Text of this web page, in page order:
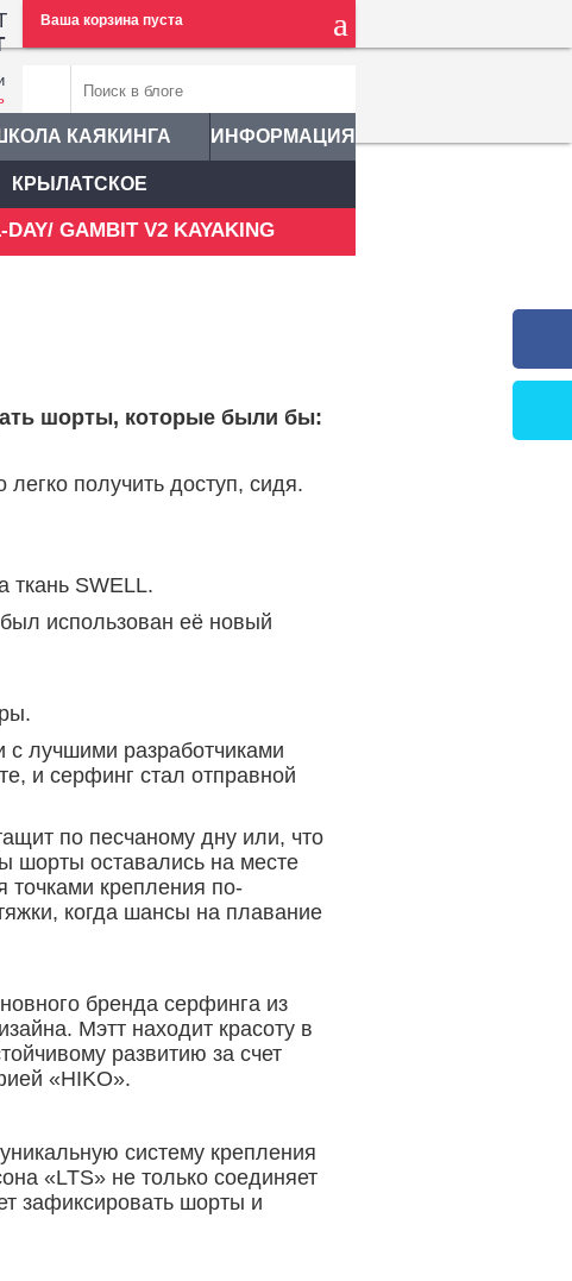
Ваша корзина пуста
КАЯКИНГА
КРЫЛАТСКОЕ
ИНФОРМАЦИЯ
GAMBIT V2 KAYAKING
шорты, которые были бы:
получить доступ, сидя.
SWELL.
использован её новый
с лучшими разработчиками
и серфинг стал отправной
по песчаному дну или, что
шорты оставались на месте
точками крепления по-
когда шансы на плавание
бренда серфинга из
Мэтт находит красоту в
развитию за счет
«HIKO».
систему крепления
«LTS» не только соединяет
зафиксировать шорты и